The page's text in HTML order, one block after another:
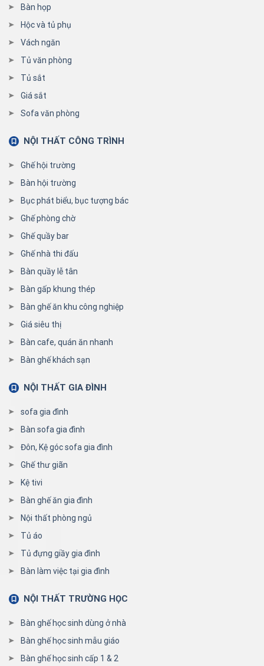
Bàn họp
Hộc và tủ phụ
Vách ngăn
Tủ văn phòng
Tủ sắt
Giá sắt
Sofa văn phòng
NỘI THẤT CÔNG TRÌNH
Ghế hội trường
Bàn hội trường
Bục phát biểu, bục tượng bác
Ghế phòng chờ
Ghế quầy bar
Ghế nhà thi đấu
Bàn quầy lễ tân
Bàn gấp khung thép
Bàn ghế ăn khu công nghiệp
Giá siêu thị
Bàn cafe, quán ăn nhanh
Bàn ghế khách sạn
NỘI THẤT GIA ĐÌNH
sofa gia đình
Bàn sofa gia đình
Đôn, Kệ góc sofa gia đình
Ghế thư giãn
Kệ tivi
Bàn ghế ăn gia đình
Nội thất phòng ngủ
Tủ áo
Tủ đựng giầy gia đình
Bàn làm việc tại gia đình
NỘI THẤT TRƯỜNG HỌC
Bàn ghế học sinh dùng ở nhà
Bàn ghế học sinh mẫu giáo
Bàn ghế học sinh cấp 1 & 2